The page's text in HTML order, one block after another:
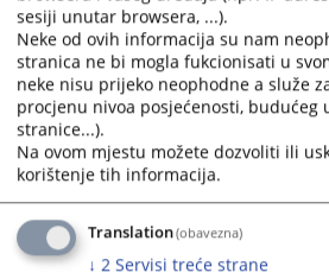
Rad sa strankama
09:00 - 15:00
6684
sesiji unutar browsera, ...).
Neke od ovih informacija su nam
stranica ne bi mogla fukcionisati u
neke nisu prijeko neophodne a služe
procjenu nivoa posjećenosti, budućeg
stranice...).
Na ovom mjestu možete dozvoliti ili
korištenje tih informacija.
Translation(obavezna)
↓ 2 Servisi treće strane